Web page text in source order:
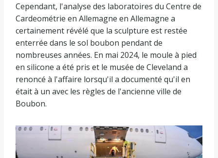
Cependant, l'analyse des laboratoires du Centre de
Cardeométrie en Allemagne en Allemagne a
certainement révélé que la sculpture est restée
enterrée dans le sol boubon pendant de
nombreuses années. En mai 2024, le moule à pied
en silicone a été pris et le musée de Cleveland a
renoncé à l'affaire lorsqu'il a documenté qu'il en
était à un avec les règles de l'ancienne ville de
Boubon.